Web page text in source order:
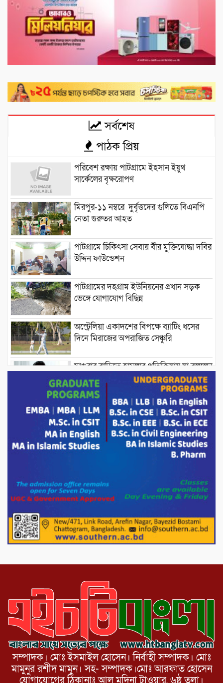
সর্বশেষ
পাঠক প্রিয়
পরিবেশ রক্ষায় পাটগ্রামে ইহসান ইয়ুথ
সার্কেলের বৃক্ষরোপণ
মিরপুর-১১ নম্বরে দুর্বৃত্তদের গুলিতে বিএনপি
নেতা গুরুতর আহত
পাটগ্রামে চিকিৎসা সেবায় বীর মুক্তিযোদ্ধা দবির
উদ্দিন ফাউন্ডেশন
পাটগ্রামের দহগ্রাম ইউনিয়নের প্রধান সড়ক
ভেঙ্গে যোগাযোগ বিছিন্ন
অস্ট্রেলিয়া একাদশের বিপক্ষে ব্যাটিং ধসের
দিনে মিরাজের অপরাজিত সেঞ্চুরি
মাগুরার বাড়িতে হামলার প্রতিক্রিয়ায় যা বললেন
সাকিব।
দেশীয় পাঁচ প্রজাতির ছোট মাছে উদ্বেগজনক
মাত্রায় মাইক্রোপ্লাস্টিকের উপস্থিতি শনাক্ত ।
সরকারকে ব্যর্থ করতে দেশের বিরুদ্ধে একটি
দল চক্রান্ত চালিয়ে যাচ্ছে : রিজভী
দেশের বাজারে ভরিতে ১০ হাজার টাকা সোনার
দাম বাড়ানোর ঘোষণা।
ভারপ্রাপ্ত রাষ্ট্রপতি হাফিজ উদ্দিন আহমদের
সাথে এইচটি বাংলা অনলাইন পোর্টাল ও আইপি
সম্পাদক। মোঃ ইসমাইল হোসেন। নির্বাহী সম্পাদক। মোঃ
মামুনুর রশীদ মামুন। সহ- সম্পাদক।মোঃ আরফাত হোসেন
যোগাযোগের ঠিকানাঃ আল মদিনা টাওয়ার, ৬ষ্ঠ তলা।